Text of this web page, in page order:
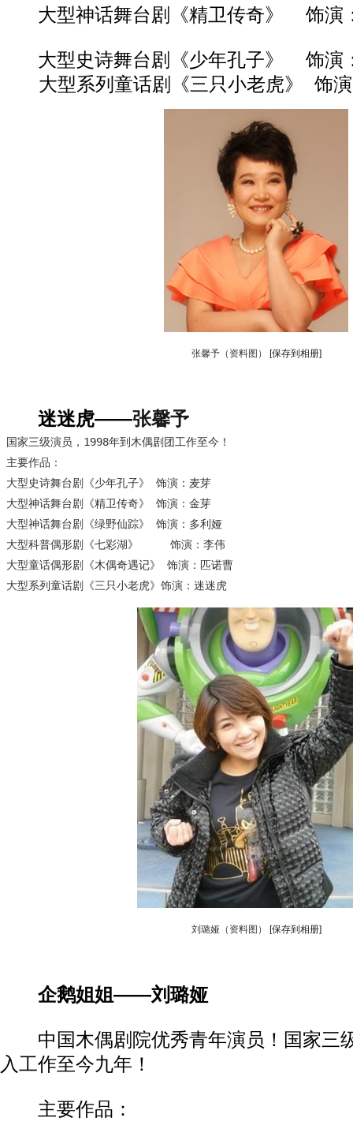
大型神话舞台剧《精卫传奇》 饰演
大型史诗舞台剧《少年孔子》 饰演
大型系列童话剧《三只小老虎》 饰演
张馨予（资料图） [保存到相册]
迷迷虎——张馨予
国家三级演员，1998年到木偶剧团工作至今！
主要作品：
大型史诗舞台剧《少年孔子》 饰演：麦芽
大型神话舞台剧《精卫传奇》 饰演：金芽
大型神话舞台剧《绿野仙踪》 饰演：多利娅
大型科普偶形剧《七彩湖》     饰演：李伟
大型童话偶形剧《木偶奇遇记》 饰演：匹诺曹
大型系列童话剧《三只小老虎》饰演：迷迷虎
刘璐娅（资料图） [保存到相册]
企鹅姐姐——刘璐娅
中国木偶剧院优秀青年演员！国家三
入工作至今九年！
主要作品：